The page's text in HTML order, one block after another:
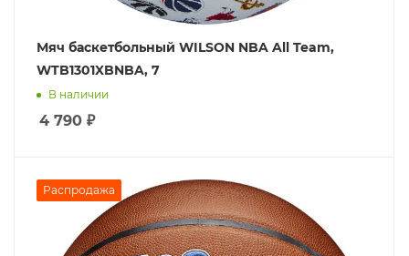
Мяч баскетбольный WILSON NBA All Team,
WTB1301XBNBA, 7
В наличии
4 790 ₽
Распродажа